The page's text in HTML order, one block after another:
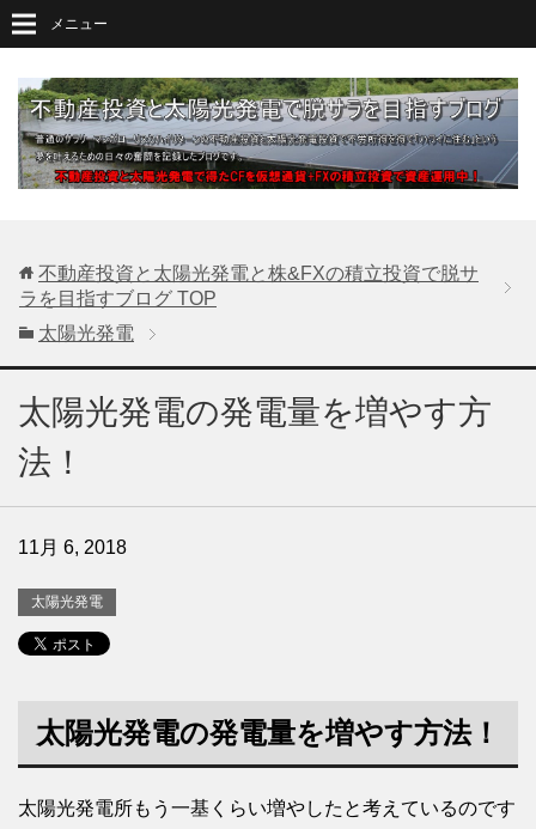
メニュー
不動産投資と太陽光発電と株&FXの積立投資で脱サ
ラを目指すブログ TOP
太陽光発電
太陽光発電の発電量を増やす方
法！
11月 6, 2018
太陽光発電
太陽光発電の発電量を増やす方法！
太陽光発電所もう一基くらい増やしたと考えているのです